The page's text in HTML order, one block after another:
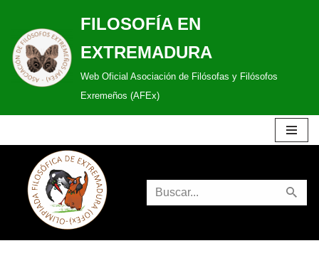
Saltar
al
contenido
FILOSOFÍA EN
EXTREMADURA
Web Oficial Asociación de Filósofas y Filósofos
Exremeños (AFEx)